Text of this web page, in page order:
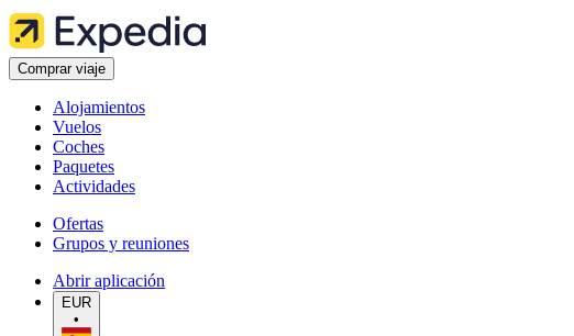
Comprar viaje
Alojamientos
Vuelos
Coches
Paquetes
Actividades
Ofertas
Grupos y reuniones
Abrir aplicación
EUR
•